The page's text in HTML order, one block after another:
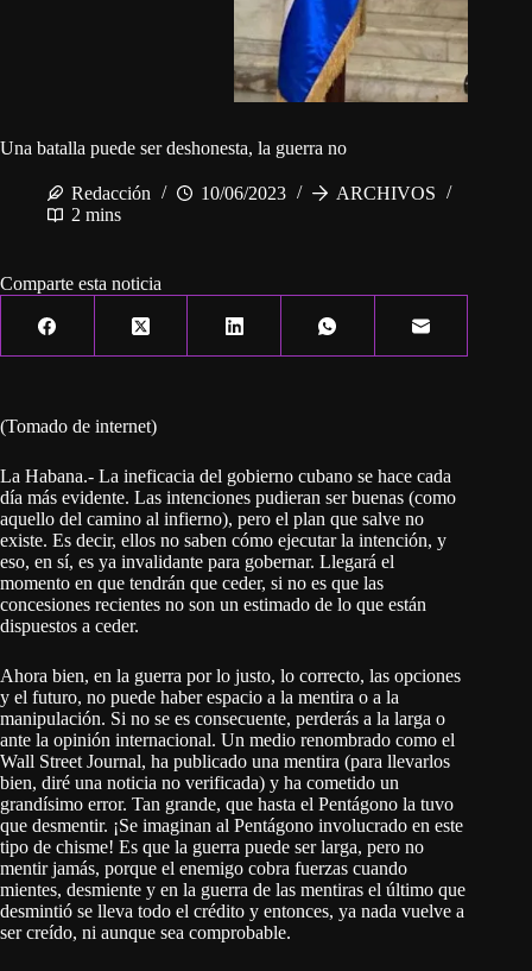
Una batalla puede ser deshonesta, la guerra no
Redacción 10/06/2023
ARCHIVOS
2 mins
Comparte esta noticia
(Tomado de internet)
La Habana.- La ineficacia del gobierno cubano se hace cada
día más evidente. Las intenciones pudieran ser buenas (como
aquello del camino al infierno), pero el plan que salve no
existe. Es decir, ellos no saben cómo ejecutar la intención, y
eso, en sí, es ya invalidante para gobernar. Llegará el
momento en que tendrán que ceder, si no es que las
concesiones recientes no son un estimado de lo que están
dispuestos a ceder.
Ahora bien, en la guerra por lo justo, lo correcto, las opciones
y el futuro, no puede haber espacio a la mentira o a la
manipulación. Si no se es consecuente, perderás a la larga o
ante la opinión internacional. Un medio renombrado como el
Wall Street Journal, ha publicado una mentira (para llevarlos
bien, diré una noticia no verificada) y ha cometido un
grandísimo error. Tan grande, que hasta el Pentágono la tuvo
que desmentir. ¡Se imaginan al Pentágono involucrado en este
tipo de chisme! Es que la guerra puede ser larga, pero no
mentir jamás, porque el enemigo cobra fuerzas cuando
mientes, desmiente y en la guerra de las mentiras el último que
desmintió se lleva todo el crédito y entonces, ya nada vuelve a
ser creído, ni aunque sea comprobable.